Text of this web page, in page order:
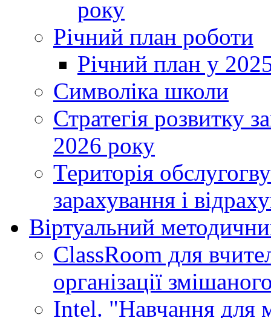
року
Річний план роботи
Річний план у
Символіка школи
Стратегія розвитку
2026 року
Територія
зарахування і
Віртуальний
ClassRoom для
організації
Intel. "Навчання для